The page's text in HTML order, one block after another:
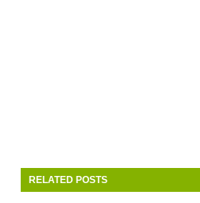
RELATED POSTS